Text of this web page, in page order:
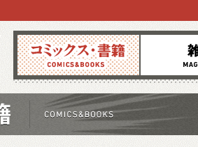
コミックス 雑誌